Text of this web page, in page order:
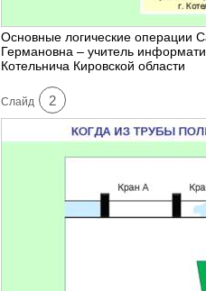
Основные логические операции
Германовна – учитель
Котельнича Кировской области
Cлайд 2